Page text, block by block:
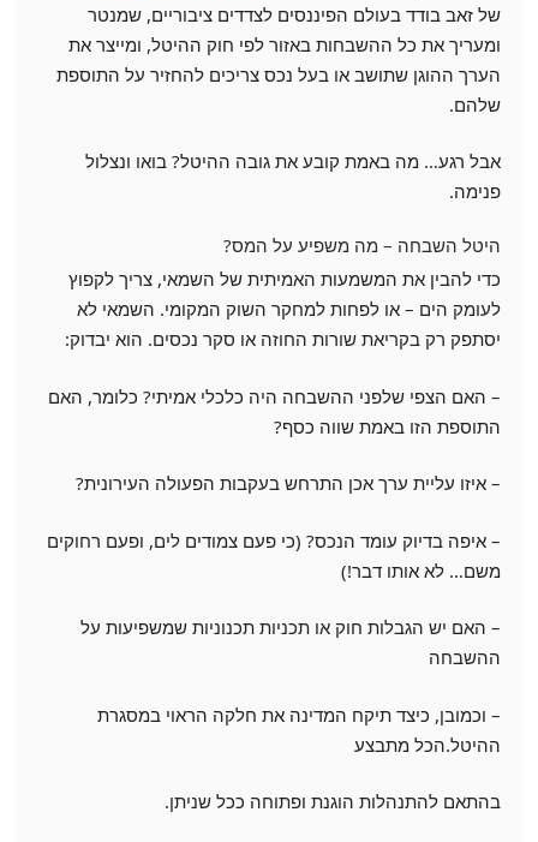
של זאב בודד בעולם הפיננסים לצדדים ציבוריים, שמנטר
ומעריך את כל ההשבחות באזור לפי חוק ההיטל, ומייצר את
הערך ההוגן שתושב או בעל נכס צריכים להחזיר על התוספת
שלהם.
אבל רגע… מה באמת קובע את גובה ההיטל? בואו ונצלול
פנימה.
היטל השבחה – מה משפיע על המס?
כדי להבין את המשמעות האמיתית של השמאי, צריך לקפוץ
לעומק הים – או לפחות למחקר השוק המקומי. השמאי לא
יסתפק רק בקריאת שורות החוזה או סקר נכסים. הוא יבדוק:
– האם הצפי שלפני ההשבחה היה כלכלי אמיתי? כלומר, האם
התוספת הזו באמת שווה כסף?
– איזו עליית ערך אכן התרחש בעקבות הפעולה העירונית?
– איפה בדיוק עומד הנכס? (כי פעם צמודים לים, ופעם רחוקים
משם… לא אותו דבר!)
– האם יש הגבלות חוק או תכניות תכנוניות שמשפיעות על
ההשבחה
– וכמובן, כיצד תיקח המדינה את חלקה הראוי במסגרת
ההיטל.הכל מתבצע
בהתאם להתנהלות הוגנת ופתוחה ככל שניתן.